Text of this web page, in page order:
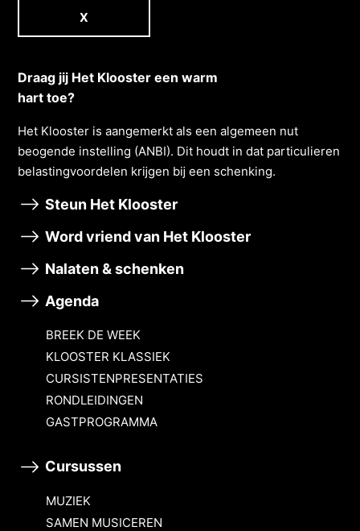
X
Draag jij Het Klooster een warm
hart toe?
Het Klooster is aangemerkt als een algemeen nut
beogende instelling (ANBI). Dit houdt in dat particulieren
belastingvoordelen krĳgen bĳ een schenking.
Steun Het Klooster
Word vriend van Het Klooster
Nalaten & schenken
Agenda
BREEK DE WEEK
KLOOSTER KLASSIEK
CURSISTENPRESENTATIES
RONDLEIDINGEN
GASTPROGRAMMA
Cursussen
MUZIEK
SAMEN MUSICEREN